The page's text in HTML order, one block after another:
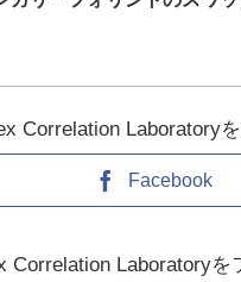
Correlation Laboratory
Facebook
Correlation Laboratoryを